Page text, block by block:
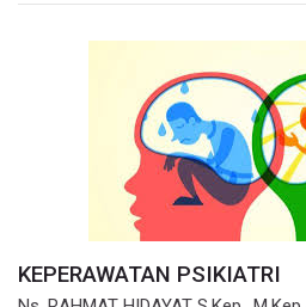
KEPERAWATAN PSIKIATRI